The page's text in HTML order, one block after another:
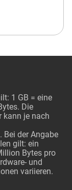
1 GB = eine
Die
kann je nach
Bei der Angabe
gilt: ein
Bytes pro
und
variieren.